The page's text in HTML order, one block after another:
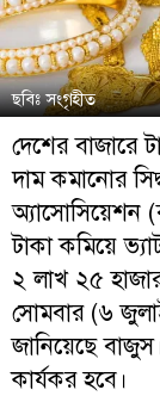
ছবিঃ সংগৃহীত
দেশের বাজারে
দাম কমানোর
অ্যাসোসিয়েশন
টাকা কমিয়ে
২ লাখ ২৫
সোমবার (৬
জানিয়েছে
কার্যকর হবে।